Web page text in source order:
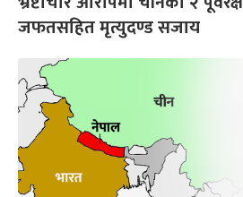
जफतसहित मृत्युदण्ड सजाय